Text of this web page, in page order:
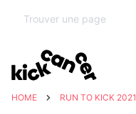
HOME RUN TO KICK 2021